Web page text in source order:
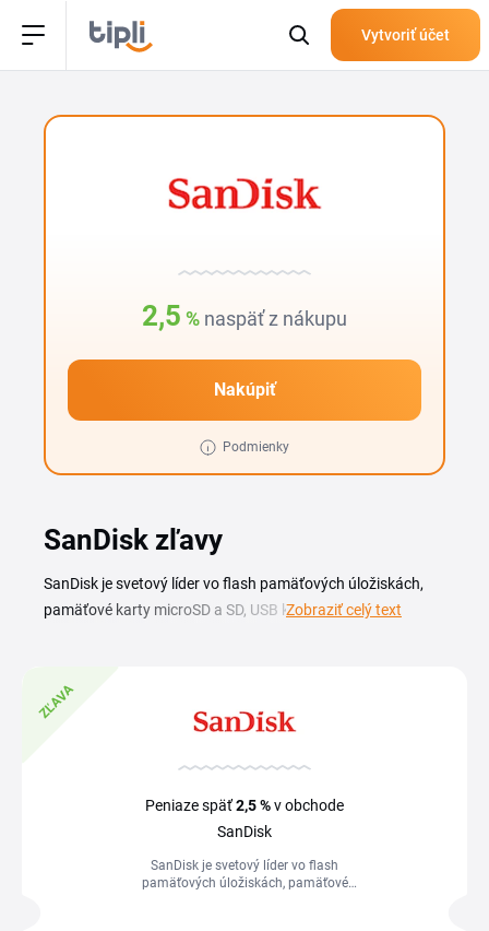
Vytvoriť účet
2,5 % naspäť z nákupu
Nakúpiť
Podmienky
SanDisk zľavy
SanDisk je svetový líder vo flash pamäťových úložiskách,
pamäťové karty microSD a SD, USB kľúče, externé SSD disky
spoľahlivé úložisko na fotky, videá v 4K aj zálohy za
výhodnejšiu cenu. Stačí si na tejto stránke vybrať platný
košíku pred dokončením objednávky. Prehľad aktuálnych
aktualizujeme, aby ste pri nákupe pamäťových kariet a
Zobraziť celý text
ZĽAVA
Peniaze späť2,5 %v obchode
SanDisk
SanDisk je svetový líder vo flash
pamäťových úložiskách, pamäťové